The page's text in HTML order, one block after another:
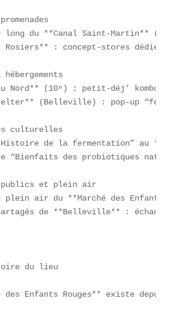
long du **Canal Saint-Martin**
Rosiers** : concept-stores dédiés
hébergements
Nord** (10ᵉ) : petit-déj’
(Belleville) : pop-up
culturelles
de la fermentation” au
“Bienfaits des probiotiques
publics et plein air
plein air du **Marché des Enfants
de **Belleville** : échange de
du lieu
des Enfants Rouges** existe